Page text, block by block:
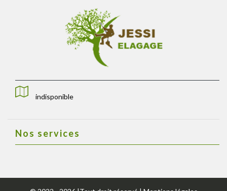
indisponible
Nos services